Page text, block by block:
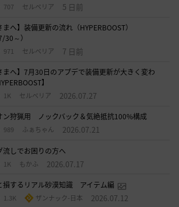
707 セルベリア 5 日前
まへ】装備更新の流れ（HYPERBOOST）
30～）
971 セルベリア 7 日前
まへ】7月30日のアプデで装備更新が大きく変わ
】
1K セルベリア 2026.07.27
ン狩猟用 ノックバック＆気絶抵抗100%構成
989 ふぁちゃん 2026.07.21
流しでお困りの方へ
1K もかふ 2026.07.17
損するリアル砂漠知識 アイテム編
1.3K ザンナック-日本 2026.07.12